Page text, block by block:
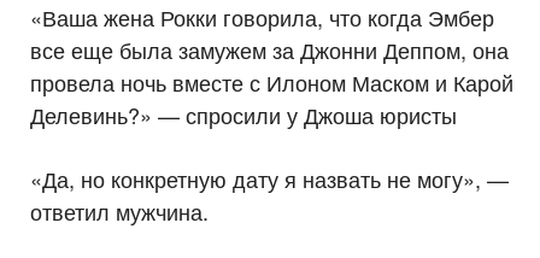
«Ваша жена Рокки говорила, что когда Эмбер
все еще была замужем за Джонни Деппом, она
провела ночь вместе с Илоном Маском и Карой
Делевинь?» — спросили у Джоша юристы
«Да, но конкретную дату я назвать не могу», —
ответил мужчина.